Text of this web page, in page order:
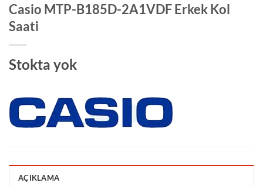
Casio MTP-B185D-2A1VDF Erkek Kol
Saati
Stokta yok
AÇIKLAMA